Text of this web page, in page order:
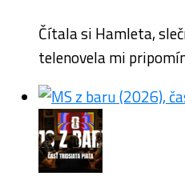
Čítala si Hamleta,
telenovela mi